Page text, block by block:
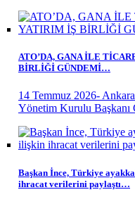
ATO’DA, GANA İLE
BİRLİĞİ GÜNDEMİ…
14 Temmuz 2026-
Yönetim Kurulu Başkanı
Başkan İnce, Türkiye
ihracat verilerini paylaştı…